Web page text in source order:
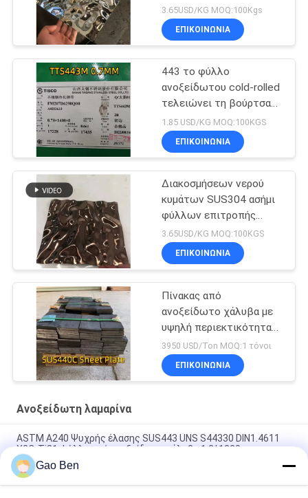
1220x2440mm 0.8mm
3.65USD/KG MOQ:100Kgs
ΕΠΙΚΟΙΝΩΝΙΑ
443 το φύλλο
ανοξείδωτου cold-rolled
τελειώνει τη βούρτσα
SUS443 τελειώνει το
φύλλο Inox
1.85 USD/KG MOQ:100KGS
ΕΠΙΚΟΙΝΩΝΙΑ
Διακοσμήσεων νερού
κυμάτων SUS304 ασήμι
φύλλων επιτροπής
χάλυβα που γυαλίζεται
ανοξείδωτο
3.65USD/KG MOQ:100KGS
ΕΠΙΚΟΙΝΩΝΙΑ
Πίνακας από
ανοξείδωτο χάλυβα με
υψηλή περιεκτικότητα
σε άνθρακα
3950 USD/Ton MOQ:1 τόνοι
ΕΠΙΚΟΙΝΩΝΙΑ
Ανοξείδωτη λαμαρίνα
ASTM A240 Ψυχρής έλασης SUS443 UNS S44330 DIN1.4611
X2CrTi21 Φύλλο από ανοξείδωτο χάλυβα 1,2*1220mm
ASTM A240 AISI 309S X12CrNi23-13 Ψυχρής Κύλισης
Ανοξείδωτο Φύλλο 1.5*1219*2438MM Επιφάνεια 2B
Gao Ben